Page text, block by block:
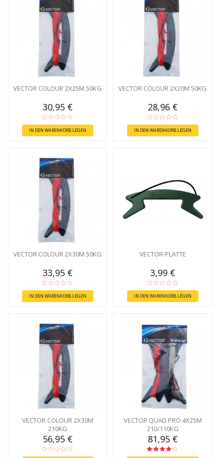
VECTOR COLOUR 2X25M 50KG
30,95 €
IN DEN WARENKORB LEGEN
VECTOR COLOUR 2X20M 50KG
28,96 €
IN DEN WARENKORB LEGEN
VECTOR COLOUR 2X30M 50KG
33,95 €
IN DEN WARENKORB LEGEN
VECTOR-PLATTE
3,99 €
IN DEN WARENKORB LEGEN
VECTOR COLOUR 2X30M
210KG
56,95 €
VECTOR QUAD PRO 4X25M
210/110KG
81,95 €